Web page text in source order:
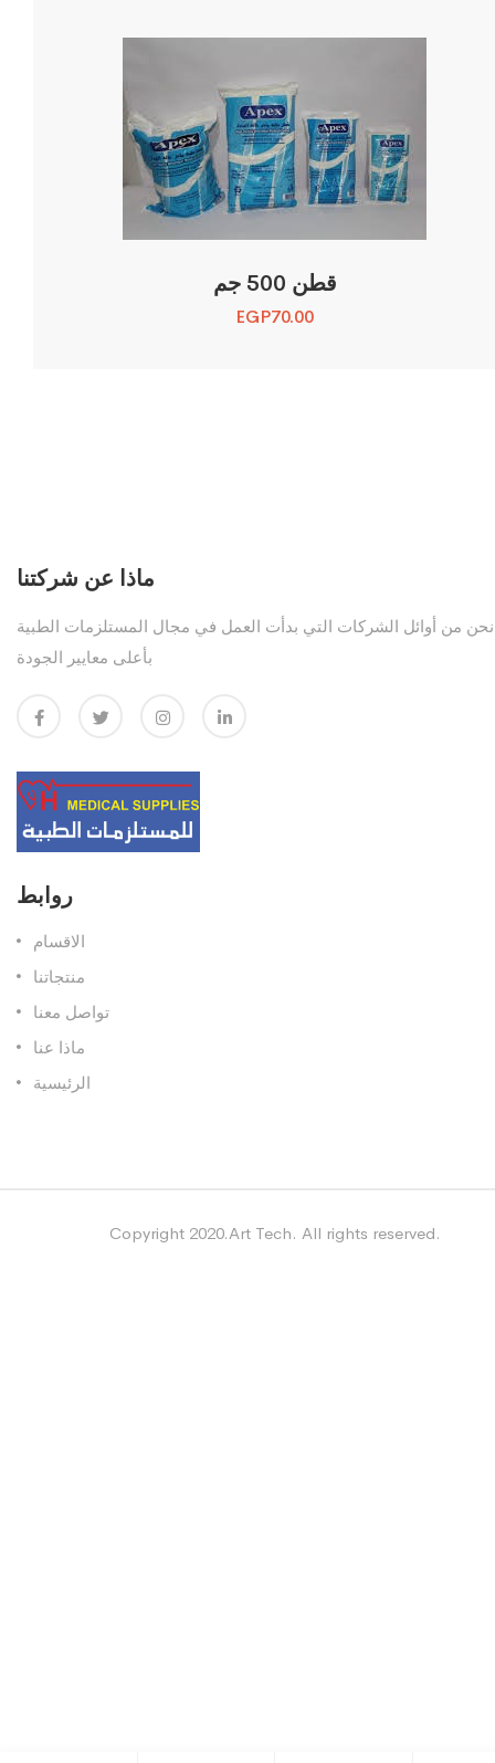
قطن 500 جم
EGP70.00
ماذا عن شركتنا
نحن من أوائل الشركات التي بدأت العمل في مجال المستلزمات الطبية
بأعلى معايير الجودة
روابط
الاقسام
منتجاتنا
تواصل معنا
ماذا عنا
الرئيسية
Copyright 2020.Art Tech. All rights reserved.